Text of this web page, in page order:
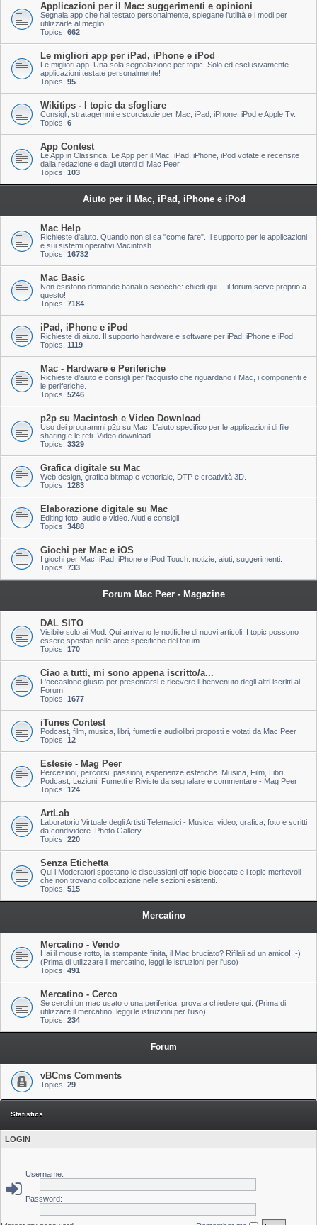
Applicazioni per il Mac: suggerimenti e opinioni
Segnala app che hai testato personalmente, spiegane l'utilità e i modi per
utilizzarle al meglio.
Topics: 662
Le migliori app per iPad, iPhone e iPod
Le migliori app. Una sola segnalazione per topic. Solo ed esclusivamente
applicazioni testate personalmente!
Topics: 95
Wikitips - I topic da sfogliare
Consigli, stratagemmi e scorciatoie per Mac, iPad, iPhone, iPod e Apple Tv.
Topics: 6
App Contest
Le App in Classifica. Le App per il Mac, iPad, iPhone, iPod votate e recensite
dalla redazione e dagli utenti di Mac Peer
Topics: 103
Aiuto per il Mac, iPad, iPhone e iPod
Mac Help
Richieste d'aiuto. Quando non si sa "come fare". Il supporto per le applicazioni
e sui sistemi operativi Macintosh.
Topics: 16732
Mac Basic
Non esistono domande banali o sciocche: chiedi qui… il forum serve proprio a
questo!
Topics: 7184
iPad, iPhone e iPod
Richieste di aiuto. Il supporto hardware e software per iPad, iPhone e iPod.
Topics: 1119
Mac - Hardware e Periferiche
Richieste d'aiuto e consigli per l'acquisto che riguardano il Mac, i componenti e
le periferiche.
Topics: 5246
p2p su Macintosh e Video Download
Uso dei programmi p2p su Mac. L'aiuto specifico per le applicazioni di file
sharing e le reti. Video download.
Topics: 3329
Grafica digitale su Mac
Web design, grafica bitmap e vettoriale, DTP e creatività 3D.
Topics: 1283
Elaborazione digitale su Mac
Editing foto, audio e video. Aiuti e consigli.
Topics: 3488
Giochi per Mac e iOS
I giochi per Mac, iPad, iPhone e iPod Touch: notizie, aiuti, suggerimenti.
Topics: 733
Forum Mac Peer - Magazine
DAL SITO
Visibile solo ai Mod. Qui arrivano le notifiche di nuovi articoli. I topic possono
essere spostati nelle aree specifiche del forum.
Topics: 170
Ciao a tutti, mi sono appena iscritto/a...
L'occasione giusta per presentarsi e ricevere il benvenuto degli altri iscritti al
Forum!
Topics: 1677
iTunes Contest
Podcast, film, musica, libri, fumetti e audiolibri proposti e votati da Mac Peer
Topics: 12
Estesie - Mag Peer
Percezioni, percorsi, passioni, esperienze estetiche. Musica, Film, Libri,
Podcast, Lezioni, Fumetti e Riviste da segnalare e commentare - Mag Peer
Topics: 124
ArtLab
Laboratorio Virtuale degli Artisti Telematici - Musica, video, grafica, foto e scritti
da condividere. Photo Gallery.
Topics: 220
Senza Etichetta
Qui i Moderatori spostano le discussioni off-topic bloccate e i topic meritevoli
che non trovano collocazione nelle sezioni esistenti.
Topics: 515
Mercatino
Mercatino - Vendo
Hai il mouse rotto, la stampante finita, il Mac bruciato? Rifilali ad un amico! ;-)
(Prima di utilizzare il mercatino, leggi le istruzioni per l'uso)
Topics: 491
Mercatino - Cerco
Se cerchi un mac usato o una periferica, prova a chiedere qui. (Prima di
utilizzare il mercatino, leggi le istruzioni per l'uso)
Topics: 234
Forum
vBCms Comments
Topics: 29
Statistics
LOGIN
Username:
Password: